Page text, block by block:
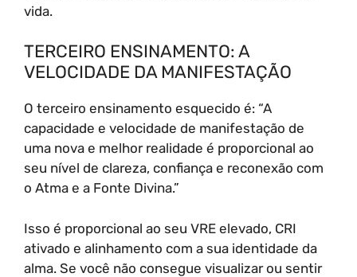
vida.
TERCEIRO ENSINAMENTO: A
VELOCIDADE DA MANIFESTAÇÃO
O terceiro ensinamento esquecido é: “A
capacidade e velocidade de manifestação de
uma nova e melhor realidade é proporcional ao
seu nível de clareza, confiança e reconexão com
o Atma e a Fonte Divina.”
Isso é proporcional ao seu VRE elevado, CRI
ativado e alinhamento com a sua identidade da
alma. Se você não consegue visualizar ou sentir